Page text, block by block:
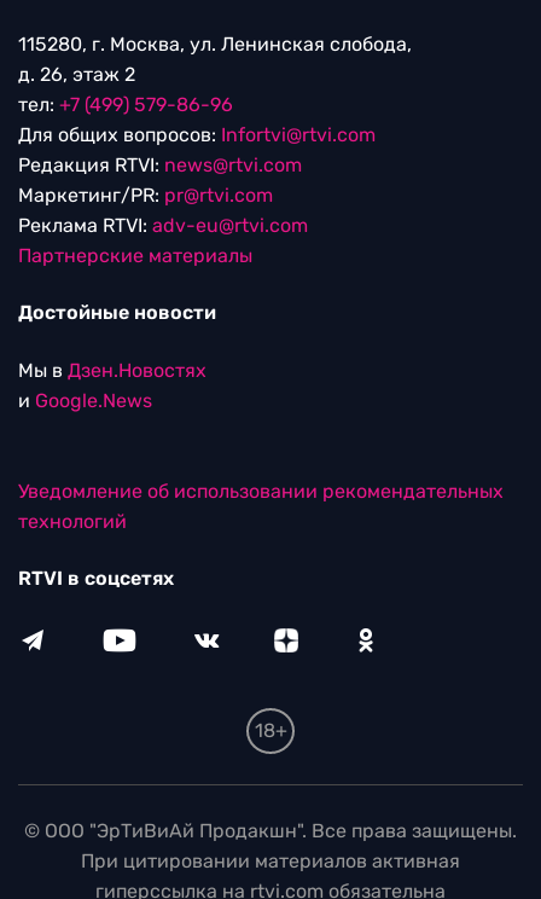
115280, г. Москва, ул. Ленинская слобода,
д. 26, этаж 2
тел: +7 (499) 579-86-96
Для общих вопросов: Infortvi@rtvi.com
Редакция RTVI: news@rtvi.com
Маркетинг/PR: pr@rtvi.com
Реклама RTVI: adv-eu@rtvi.com
Партнерские материалы
Достойные новости
Мы в Дзен.Новостях
и Google.News
Уведомление об использовании рекомендательных
технологий
RTVI в соцсетях
18+
© ООО "ЭрТиВиАй Продакшн". Все права защищены.
При цитировании материалов активная
гиперссылка на rtvi.com обязательна